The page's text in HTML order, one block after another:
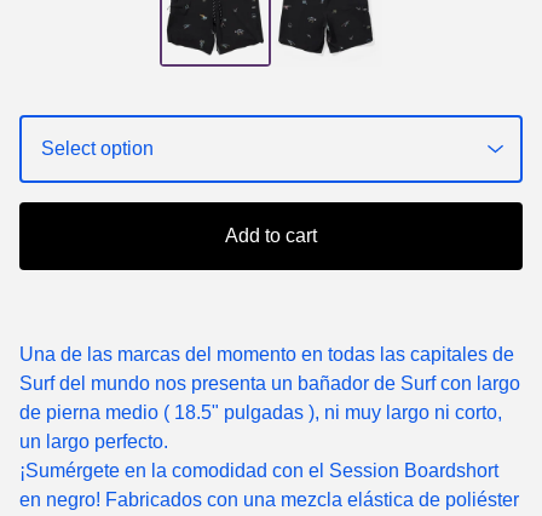
Add to cart
Una de las marcas del momento en todas las capitales de
Surf del mundo nos presenta un bañador de Surf con largo
de pierna medio ( 18.5" pulgadas ), ni muy largo ni corto,
un largo perfecto.
¡Sumérgete en la comodidad con el Session Boardshort
en negro! Fabricados con una mezcla elástica de poliéster